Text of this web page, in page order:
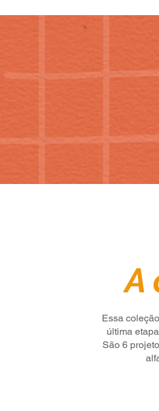
A
Essa
última
São 6